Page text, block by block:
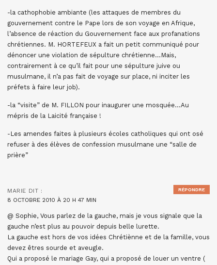
-la cathophobie ambiante (les attaques de membres du
gouvernement contre le Pape lors de son voyage en Afrique,
l’absence de réaction du Gouvernement face aux profanations
chrétiennes. M. HORTEFEUX a fait un petit communiqué pour
dénoncer une violation de sépulture chrétienne…Mais,
contrairement à ce qu’il fait pour une sépulture juive ou
musulmane, il n’a pas fait de voyage sur place, ni inciter les
préfets à faire leur job).
-la “visite” de M. FILLON pour inaugurer une mosquée…Au
mépris de la Laicité française !
-Les amendes faites à plusieurs écoles catholiques qui ont osé
refuser à des élèves de confession musulmane une “salle de
prière”
MARIE DIT :
8 OCTOBRE 2010 À 20 H 47 MIN
@ Sophie, Vous parlez de la gauche, mais je vous signale que la
gauche n’est plus au pouvoir depuis belle lurette.
La gauche est hors de vos idées Chrétiènne et de la famille, vous
devez êtres sourde et aveugle.
Qui a proposé le mariage Gay, qui a proposé de louer un ventre (
RÉPONDRE